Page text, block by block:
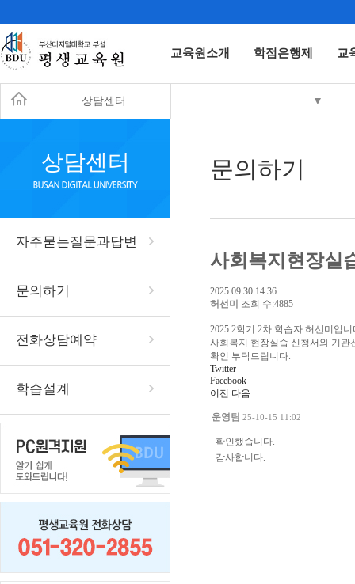
교육원소개 학점은행제 교
상담센터 ▼
상담센터
자주묻는질문과답변
문의하기
전화상담예약
학습설계
문의하기
사회복지현장실
2025.09.30 14:36
허선미
조회 수:4885
2025 2학기 2차 학습자 허선미입니
사회복지 현장실습 신청서와 기
확인 부탁드립니다.
Twitter
Facebook
이전 다음
운영팀 25-10-15 11:02
확인했습니다.
감사합니다.